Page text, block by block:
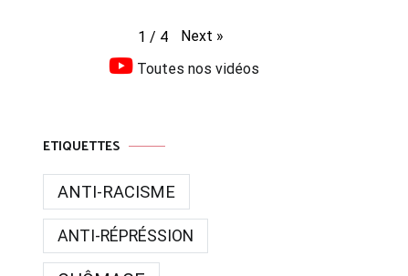
1 / 4 Next »
Toutes nos vidéos
ETIQUETTES
ANTI-RACISME
ANTI-RÉPRÉSSION